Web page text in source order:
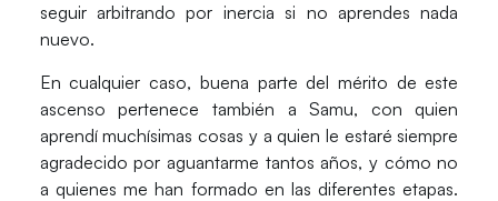
seguir arbitrando por inercia si no aprendes nada
nuevo.
En cualquier caso, buena parte del mérito de este
ascenso pertenece también a Samu, con quien
aprendí muchísimas cosas y a quien le estaré siempre
agradecido por aguantarme tantos años, y cómo no
a quienes me han formado en las diferentes etapas.